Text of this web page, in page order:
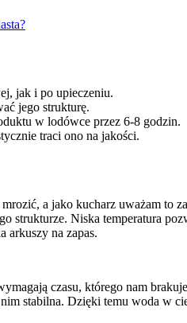
jak i po upieczeniu.
jego strukturę.
w lodówce przez 6-8 godzin.
traci ono na jakości.
a jako kucharz uważam
strukturze. Niska temperatura
arkuszy na zapas.
czasu, którego nam
stabilna. Dzięki temu woda w